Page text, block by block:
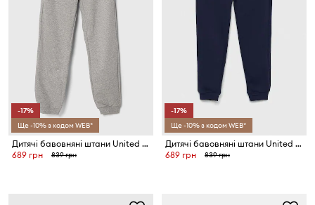
-17%
Ще -10% з кодом WEB*
Дитячі бавовняні штани United Colors of Benetton
689 грн
839 грн
-17%
Ще -10% з кодом WEB*
Дитячі бавовняні штани United Colors of Benetton
689 грн
839 грн